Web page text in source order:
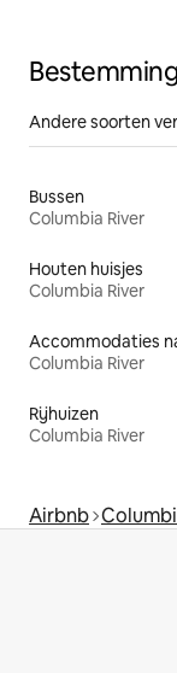
Andere soorten
Bussen
Columbia River
Houten huisjes
Columbia River
Columbia River
Rijhuizen
Columbia River
Airbnb